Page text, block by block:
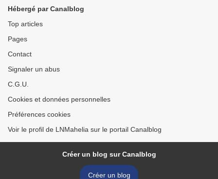
Hébergé par Canalblog
Top articles
Pages
Contact
Signaler un abus
C.G.U.
Cookies et données personnelles
Préférences cookies
Voir le profil de LNMahelia sur le portail Canalblog
Créer un blog sur Canalblog
Créer un blog